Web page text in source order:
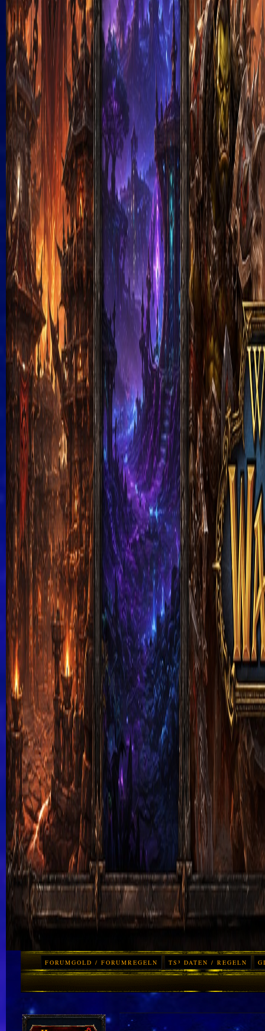
FORUMGOLD / FORUMREGELN TS³ DATEN / REGELN